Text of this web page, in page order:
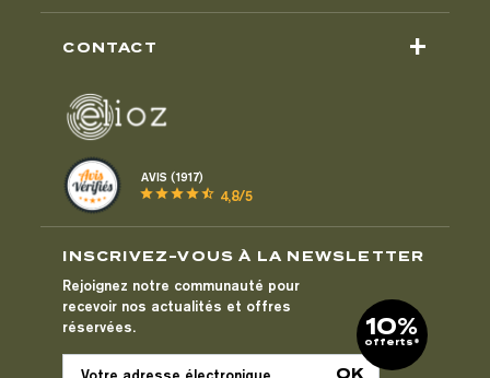
CONTACT +
AVIS (1917)
starstarstarstarstar_half 4,8/5
INSCRIVEZ-VOUS À LA NEWSLETTER
Rejoignez notre communauté pour
recevoir nos actualités et offres
réservées.
10%
offerts*